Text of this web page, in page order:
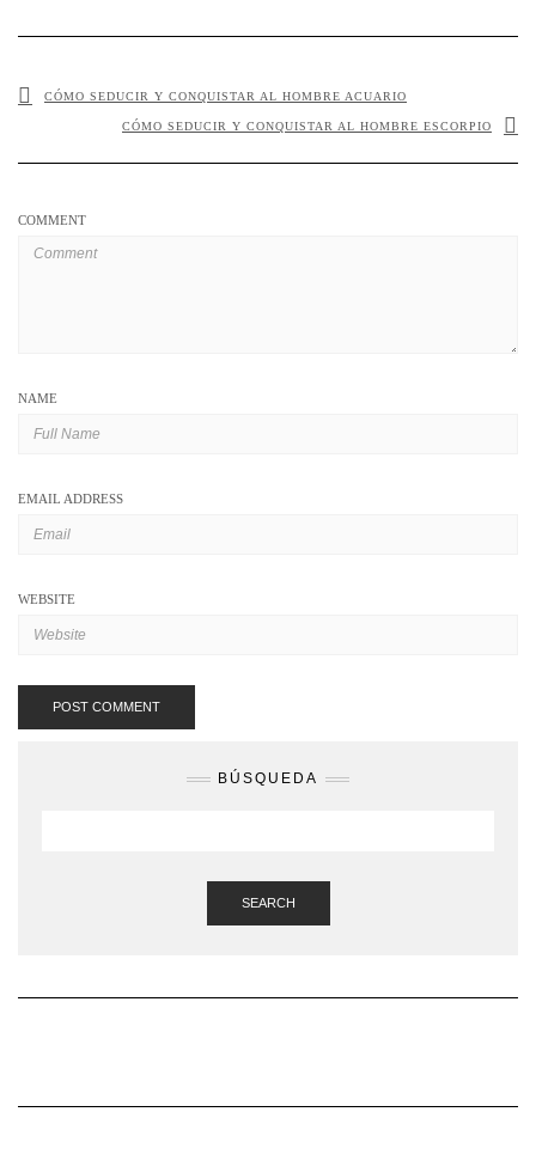
CÓMO SEDUCIR Y CONQUISTAR AL HOMBRE ACUARIO
CÓMO SEDUCIR Y CONQUISTAR AL HOMBRE ESCORPIO
COMMENT
NAME
EMAIL ADDRESS
WEBSITE
BÚSQUEDA
SEARCH